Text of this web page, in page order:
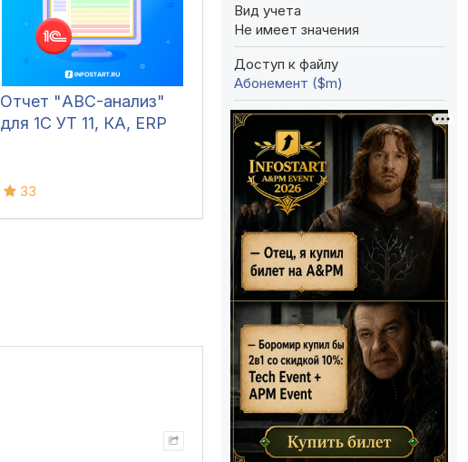
Отчет "ABC-анализ"
для 1С УТ 11, КА, ERP
33
Вид учета
Не имеет значения
Доступ к файлу
Абонемент ($m)